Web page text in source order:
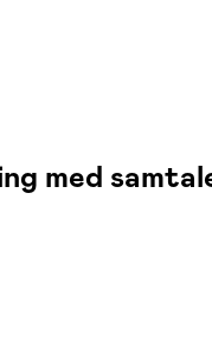
med